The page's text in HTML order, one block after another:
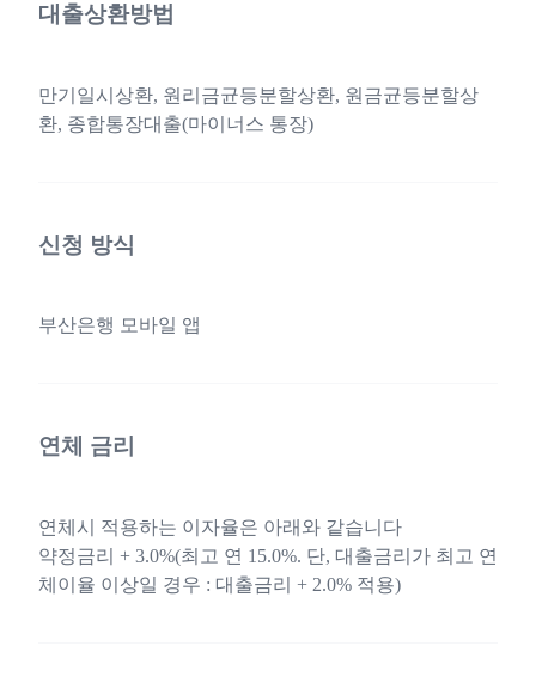
대출상환방법
만기일시상환, 원리금균등분할상환, 원금균등분할상
환, 종합통장대출(마이너스 통장)
신청 방식
부산은행 모바일 앱
연체 금리
연체시 적용하는 이자율은 아래와 같습니다
약정금리 + 3.0%(최고 연 15.0%. 단, 대출금리가 최고 연
체이율 이상일 경우 : 대출금리 + 2.0% 적용)